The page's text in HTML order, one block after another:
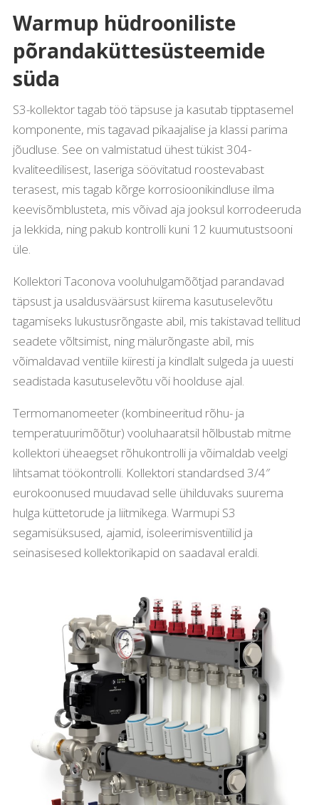
Warmup hüdrooniliste
põrandaküttesüsteemide
süda
S3-kollektor tagab töö täpsuse ja kasutab tipptasemel
komponente, mis tagavad pikaajalise ja klassi parima
jõudluse. See on valmistatud ühest tükist 304-
kvaliteedilisest, laseriga söövitatud roostevabast
terasest, mis tagab kõrge korrosioonikindluse ilma
keevisõmblusteta, mis võivad aja jooksul korrodeeruda
ja lekkida, ning pakub kontrolli kuni 12 kuumutustsooni
üle.
Kollektori Taconova vooluhulgamõõtjad parandavad
täpsust ja usaldusväärsust kiirema kasutuselevõtu
tagamiseks lukustusrõngaste abil, mis takistavad tellitud
seadete võltsimist, ning mälurõngaste abil, mis
võimaldavad ventiile kiiresti ja kindlalt sulgeda ja uuesti
seadistada kasutuselevõtu või hoolduse ajal.
Termomanomeeter (kombineeritud rõhu- ja
temperatuurimõõtur) vooluhaaratsil hõlbustab mitme
kollektori üheaegset rõhukontrolli ja võimaldab veelgi
lihtsamat töökontrolli. Kollektori standardsed 3/4″
eurokoonused muudavad selle ühilduvaks suurema
hulga küttetorude ja liitmikega. Warmupi S3
segamisüksused, ajamid, isoleerimisventiilid ja
seinasisesed kollektorikapid on saadaval eraldi.